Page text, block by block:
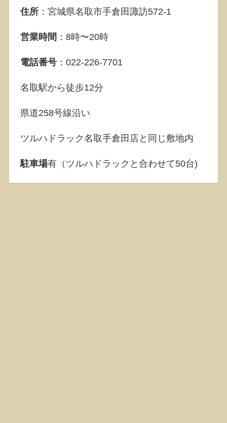
住所 ：宮城県名取市手倉田諏訪572-1
営業時間 ：8時〜20時
電話番号 ：022-226-7701
名取駅から徒歩12分
県道258号線沿い
ツルハドラック名取手倉田店と同じ敷地内
駐車場有（ツルハドラックと合わせて50台)